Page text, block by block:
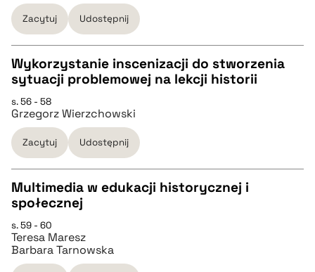
pobierz cytat
BIBTEX
pobierz cytat
Zacytuj Udostępnij
CZYSTY TEKST
pobierz cytat
BIBTEX
pobierz cytat
Wykorzystanie inscenizacji do stworzenia
sytuacji problemowej na lekcji historii
s. 56 - 58
Grzegorz Wierzchowski
Zacytuj Udostępnij
CZYSTY TEKST
pobierz cytat
Multimedia w edukacji historycznej i
społecznej
s. 59 - 60
Teresa Maresz
Barbara Tarnowska